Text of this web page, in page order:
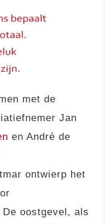
met de
Jan
en André de
ontwierp het
oostgevel, als